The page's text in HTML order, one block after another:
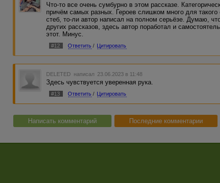
Простите автор, не удержался )) Да, очень мило все,
мой взгляд все слишком просто разрешилось и сказано
нигде не было использовано. Приятно следить за
нигде не "сыграли", поэтому присутствует небольшое
деталями ))
Что-то все очень сумбурно в этом рассказе.
причём самых разных. Героев слишком много для
стеб, то-ли автор написал на полном серьёзе. Думаю,
других рассказов, здесь автор поработал и
этот. Минус.
#12 Ответить / Цитировать
DELETED написал 23.06.2023 в 11:48
Здесь чувствуется уверенная рука.
#13 Ответить / Цитировать
Написать комментарий Последние комментарии